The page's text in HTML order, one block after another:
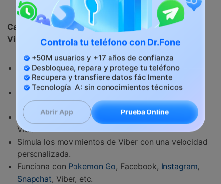
4,039,074
personas lo han descargado
Características principales de Dr.Fone - Ubicación
Virtual:
Compatible con todas las versiones de Android e
iOS.
Teletransporta la ubicación de Viber a cualquier
parte del mundo.
Camine o conduzca hasta su nueva ubicación en
Viber.
Simula los movimientos de Viber con una velocidad
personalizada.
Funciona con Pokemon Go, Facebook, Instagram,
Snapchat, Viber, etc.
Controla tu teléfono con Dr.Fone
+50M usuarios y +17 años de confianza
Desbloquea, repara y protege tu teléfono
Recupera y transfiere datos fácilmente
Tecnología IA: sin conocimientos técnicos
Abrir App Prueba Online